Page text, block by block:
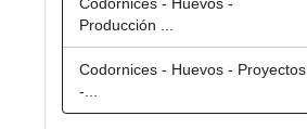
Producción ...
Codornices - Huevos - Proyectos
-...